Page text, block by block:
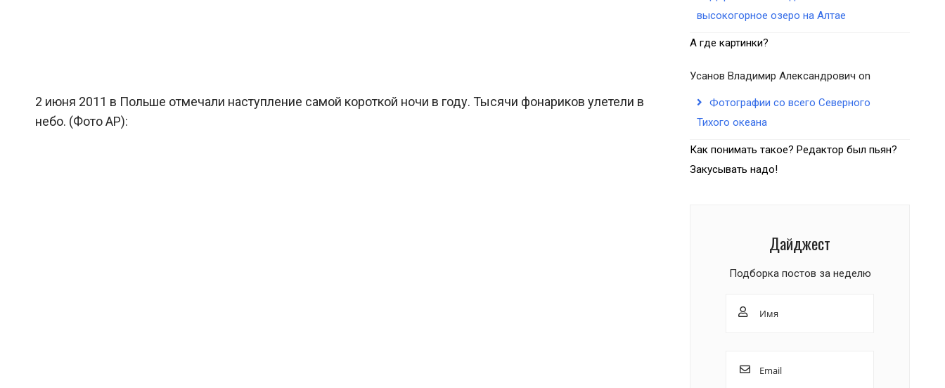
высокогорное озеро на Алтае
А где картинки?
Усанов Владимир Александрович on
Фотографии со всего Северного
Тихого океана
Как понимать такое? Редактор был пьян?
Закусывать надо!
Дайджест
Подборка постов за неделю
2 июня 2011 в Польше отмечали наступление самой короткой ночи в году. Тысячи фонариков улетели в
небо. (Фото AP):